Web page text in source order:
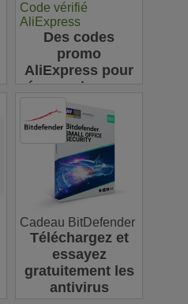
Code vérifié
AliExpress
Des codes
promo
AliExpress pour
économiser sur
vos achats en
ligne : jusqu'à
63€
Cadeau BitDefender
Téléchargez et
essayez
gratuitement les
antivirus